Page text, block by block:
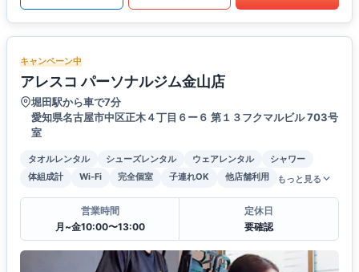
キャンペーン中
アレスコ パーソナルジム金山店
堀田駅から車で7分
愛知県名古屋市中区正木４丁目６ー６ 第１３フクマルビル 703号
室
タオルレンタル シューズレンタル ウェアレンタル
シャワー
体組成計
Wi-Fi 完全個室 子連れOK 他店舗利用 もっと見る
営業時間
月~金10:00〜13:00
定休日
要確認